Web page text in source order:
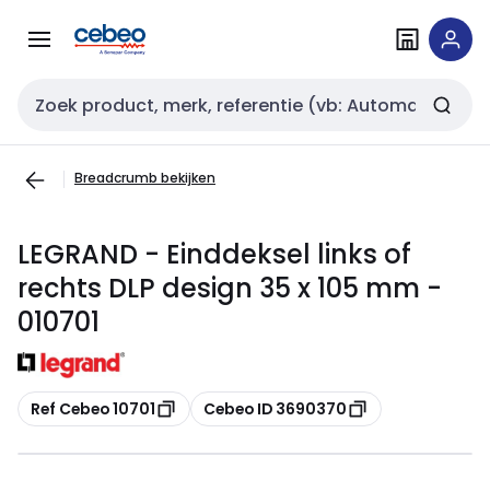
naar
naar
Zoekveld invoer
Breadcrumb bekijken
LEGRAND - Einddeksel links of
rechts DLP design 35 x 105 mm -
010701
Kopiëren
Ref Cebeo 10701 Kopiëren
Cebeo ID 3690370